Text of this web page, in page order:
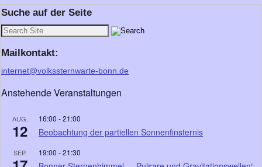
Suche auf der Seite
Mailkontakt:
internet@volkssternwarte-bonn.de
Anstehende Veranstaltungen
AUG.
12
16:00 -21:00
Beobachtung der partiellen Sonnenfinsternis
SEP. 19:00 -21:30